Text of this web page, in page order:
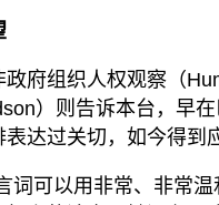
府组织人权观察（
）则告诉本台，早
达过关切，如今得到
词可以用非常、非常